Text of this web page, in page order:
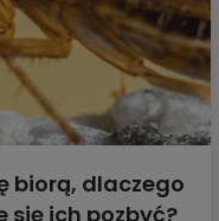
biorą, dlaczego
się ich pozbyć?